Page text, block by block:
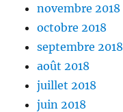
novembre 2018
octobre 2018
septembre 2018
août 2018
juillet 2018
juin 2018